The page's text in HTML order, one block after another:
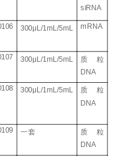
siRNA
300μL/1mL/5mL mRNA
300μL/1mL/5mL 质粒
DNA
300μL/1mL/5mL 质粒
DNA
一套 质粒
DNA